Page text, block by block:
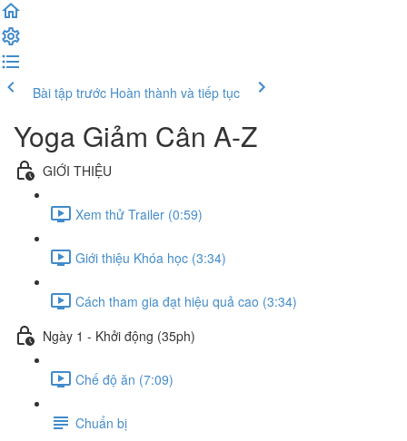
Bài tập trước Hoàn thành và tiếp tục
Yoga Giảm Cân A-Z
GIỚI THIỆU
Xem thử Trailer (0:59)
Giới thiệu Khóa học (3:34)
Cách tham gia đạt hiệu quả cao (3:34)
Ngày 1 - Khởi động (35ph)
Chế độ ăn (7:09)
Chuẩn bị